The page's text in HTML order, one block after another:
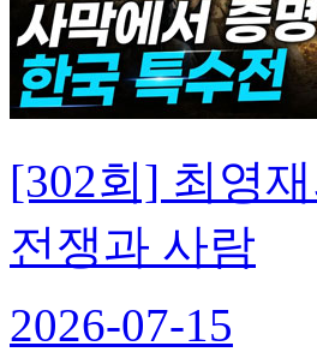
[302회] 최영
전쟁과 사람
2026-07-15